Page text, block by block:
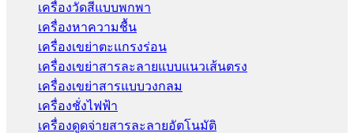
เครื่องวัดสีแบบพกพา
เครื่องหาความชื้น
เครื่องเขย่าตะแกรงร่อน
เครื่องเขย่าสารละลายแบบแนวเส้นตรง
เครื่องเขย่าสารแบบวงกลม
เครื่องชั่งไฟฟ้า
เครื่องดูดจ่ายสารละลายอัตโนมัติ